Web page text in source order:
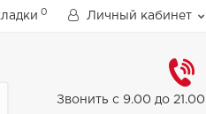
0 Личный кабинет
Звонить с 9.00 до 21.00